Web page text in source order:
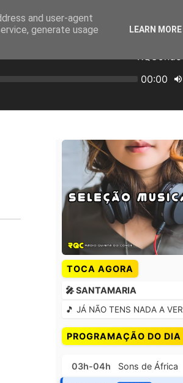
TOCA AGORA
🎤 SANTAMARIA
🎵 JÁ NÃO TENS NADA A VER
PROGRAMAÇÃO DO DIA
03h-04h Sons de África
and user-agent
generate usage
LEARN MORE